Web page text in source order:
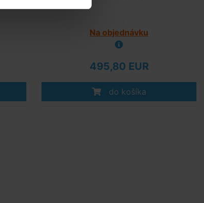
Na objednávku
495,80 EUR
do košíka